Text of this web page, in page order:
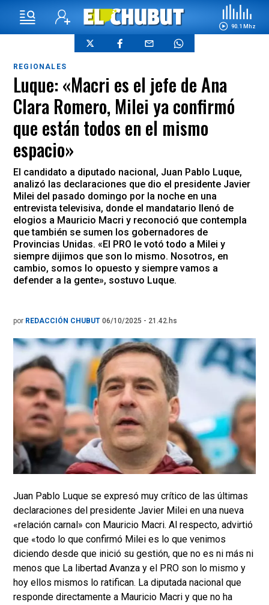
90.1 Mhz
REGIONALES
Luque: «Macri es el jefe de Ana
Clara Romero, Milei ya confirmó
que están todos en el mismo
espacio»
El candidato a diputado nacional, Juan Pablo Luque,
analizó las declaraciones que dio el presidente Javier
Milei del pasado domingo por la noche en una
entrevista televisiva, donde el mandatario llenó de
elogios a Mauricio Macri y reconoció que contempla
que también se sumen los gobernadores de
Provincias Unidas. «El PRO le votó todo a Milei y
siempre dijimos que son lo mismo. Nosotros, en
cambio, somos lo opuesto y siempre vamos a
defender a la gente», sostuvo Luque.
por REDACCIÓN CHUBUT 06/10/2025 - 21.42.hs
Juan Pablo Luque se expresó muy crítico de las últimas
declaraciones del presidente Javier Milei en una nueva
«relación carnal» con Mauricio Macri. Al respecto, advirtió
que «todo lo que confirmó Milei es lo que venimos
diciendo desde que inició su gestión, que no es ni más ni
menos que La libertad Avanza y el PRO son lo mismo y
hoy ellos mismos lo ratifican. La diputada nacional que
responde directamente a Mauricio Macri y que no ha